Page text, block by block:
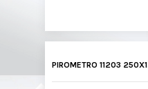
PIROMETRO 11203